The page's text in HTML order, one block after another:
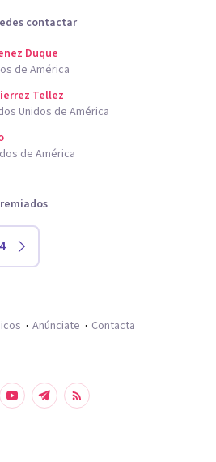
contactar
Duque
de América
Tellez
Unidos de América
de América
Anúnciate Contacta